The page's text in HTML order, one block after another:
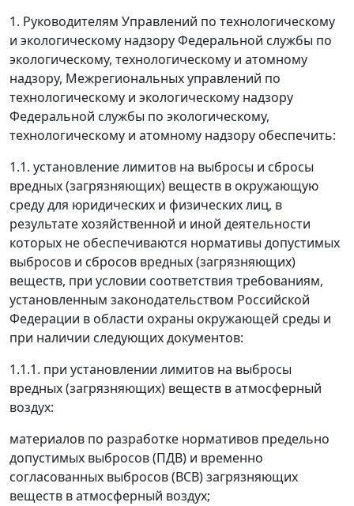
1. Руководителям Управлений по технологическому
и экологическому надзору Федеральной службы по
экологическому, технологическому и атомному
надзору, Межрегиональных управлений по
технологическому и экологическому надзору
Федеральной службы по экологическому,
технологическому и атомному надзору обеспечить:
1.1. установление лимитов на выбросы и сбросы
вредных (загрязняющих) веществ в окружающую
среду для юридических и физических лиц, в
результате хозяйственной и иной деятельности
которых не обеспечиваются нормативы допустимых
выбросов и сбросов вредных (загрязняющих)
веществ, при условии соответствия требованиям,
установленным законодательством Российской
Федерации в области охраны окружающей среды и
при наличии следующих документов:
1.1.1. при установлении лимитов на выбросы
вредных (загрязняющих) веществ в атмосферный
воздух:
материалов по разработке нормативов предельно
допустимых выбросов (ПДВ) и временно
согласованных выбросов (ВСВ) загрязняющих
веществ в атмосферный воздух;